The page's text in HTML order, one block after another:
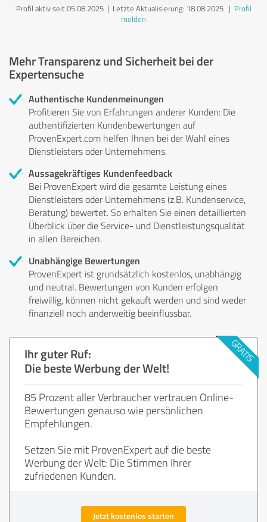
Profil aktiv seit 05.08.2025 | Letzte Aktualisierung: 18.08.2025| Profil
melden
Mehr Transparenz und Sicherheit bei der
Expertensuche
Authentische Kundenmeinungen
Profitieren Sie von Erfahrungen anderer Kunden: Die
authentifizierten Kundenbewertungen auf
ProvenExpert.com helfen Ihnen bei der Wahl eines
Dienstleisters oder Unternehmens.
Aussagekräftiges Kundenfeedback
Bei ProvenExpert wird die gesamte Leistung eines
Dienstleisters oder Unternehmens (z.B. Kundenservice,
Beratung) bewertet. So erhalten Sie einen detaillierten
Überblick über die Service- und Dienstleistungsqualität
in allen Bereichen.
Unabhängige Bewertungen
ProvenExpert ist grundsätzlich kostenlos, unabhängig
und neutral. Bewertungen von Kunden erfolgen
freiwillig, können nicht gekauft werden und sind weder
finanziell noch anderweitig beeinflussbar.
Ihr guter Ruf:
Die beste Werbung der Welt!
85 Prozent aller Verbraucher vertrauen Online-
Bewertungen genauso wie persönlichen
Empfehlungen.
Setzen Sie mit ProvenExpert auf die beste
Werbung der Welt: Die Stimmen Ihrer
zufriedenen Kunden.
Jetzt kostenlos starten